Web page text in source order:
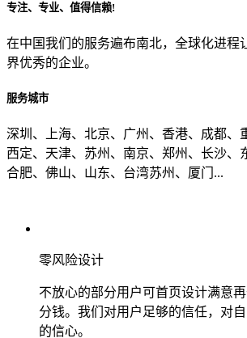
专注、专业、值得信赖!
在中国我们的服务遍布南北，全球化进程
界优秀的企业。
服务城市
深圳、上海、北京、广州、香港、成都、
西定、天津、苏州、南京、郑州、长沙、
合肥、佛山、山东、台湾苏州、厦门...
零风险设计
不放心的部分用户可首页设计满意
分钱。我们对用户足够的信任，对
的信心。